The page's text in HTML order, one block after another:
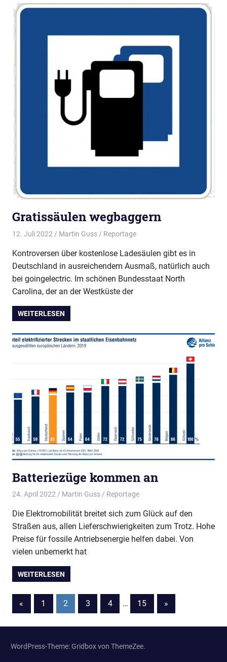
Gratissäulen wegbaggern
12. Juli 2022 Martin Guss Reportage
Kontroversen über kostenlose Ladesäulen gibt es in
Deutschland in ausreichendem Ausmaß, natürlich auch
bei goingelectric. Im schönen Bundesstaat North
Carolina, der an der Westküste der
WEITERLESEN
Batteriezüge kommen an
24. April 2022 Martin Guss Reportage
Die Elektromobilität breitet sich zum Glück auf den
Straßen aus, allen Lieferschwierigkeiten zum Trotz. Hohe
Preise für fossile Antriebsenergie helfen dabei. Von
vielen unbemerkt hat
WEITERLESEN
Seitennummerierung
der
Beiträge
« Vorherige
Beiträge
1 2 3 4 … 15
Nächste
Beiträge
»
WordPress-Theme: Gridbox von ThemeZee.